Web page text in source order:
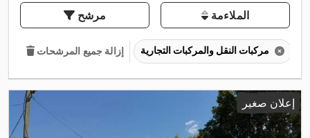
مرشح الملاءمة
إزالة جميع المرشحات
إعلان صغير